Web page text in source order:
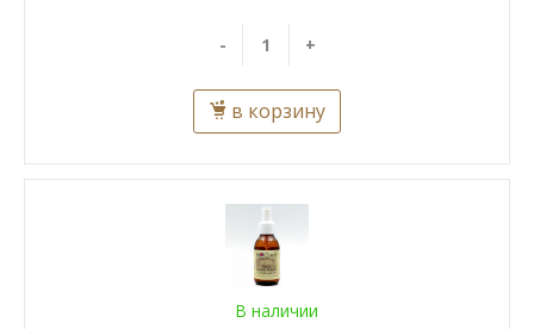
- +
в корзину
В наличии